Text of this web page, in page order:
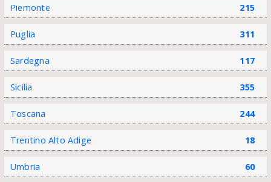
Piemonte 215
Puglia 311
Sardegna 117
Sicilia 355
Toscana 244
Trentino Alto Adige 18
Umbria 60